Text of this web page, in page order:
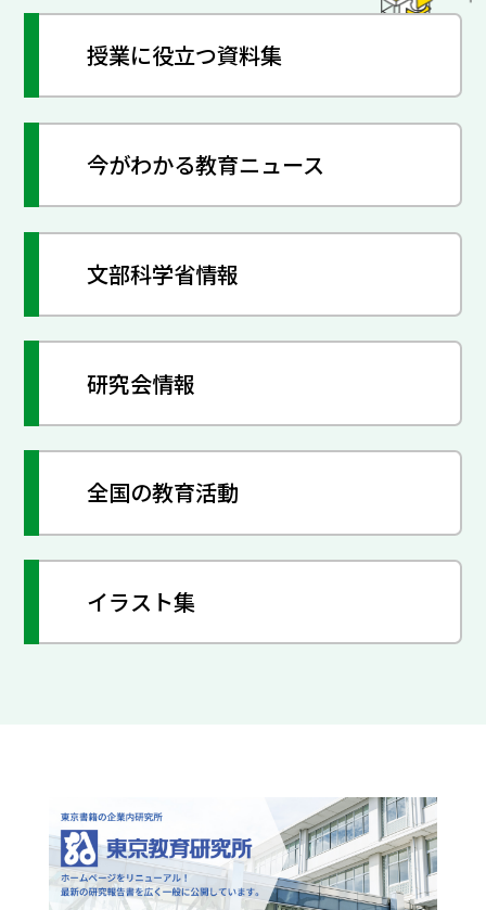
授業に役立つ資料集
今がわかる教育ニュース
文部科学省情報
研究会情報
全国の教育活動
イラスト集